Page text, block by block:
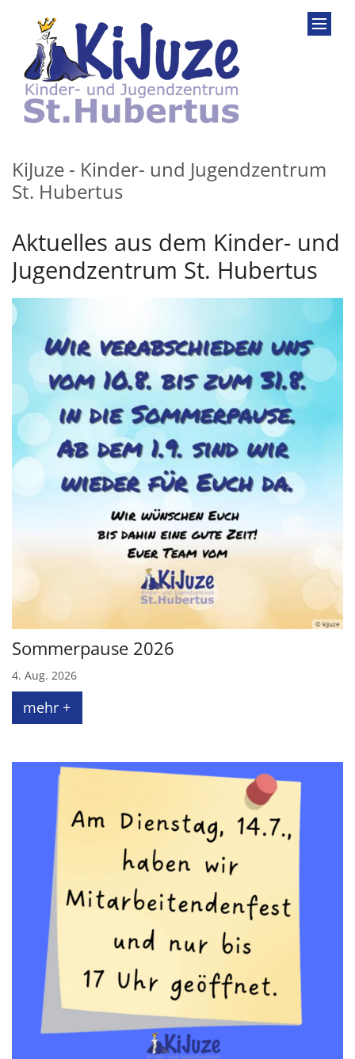
KiJuze - Kinder- und Jugendzentrum
St. Hubertus
Aktuelles aus dem Kinder- und
Jugendzentrum St. Hubertus
© kijuze
Sommerpause 2026
4. Aug. 2026
mehr +